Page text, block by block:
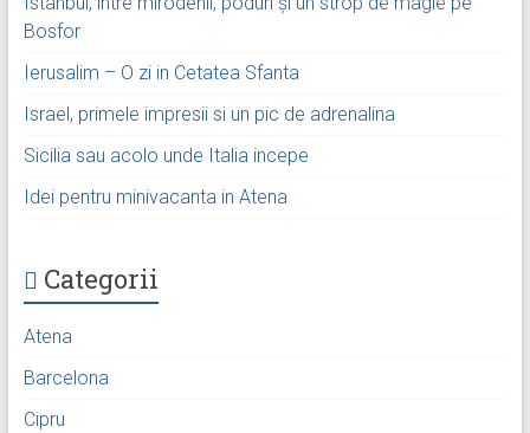
Bosfor
Ierusalim – O zi in Cetatea Sfanta
Israel, primele impresii si un pic de adrenalina
Sicilia sau acolo unde Italia incepe
Idei pentru minivacanta in Atena
Categorii
Atena
Barcelona
Cipru